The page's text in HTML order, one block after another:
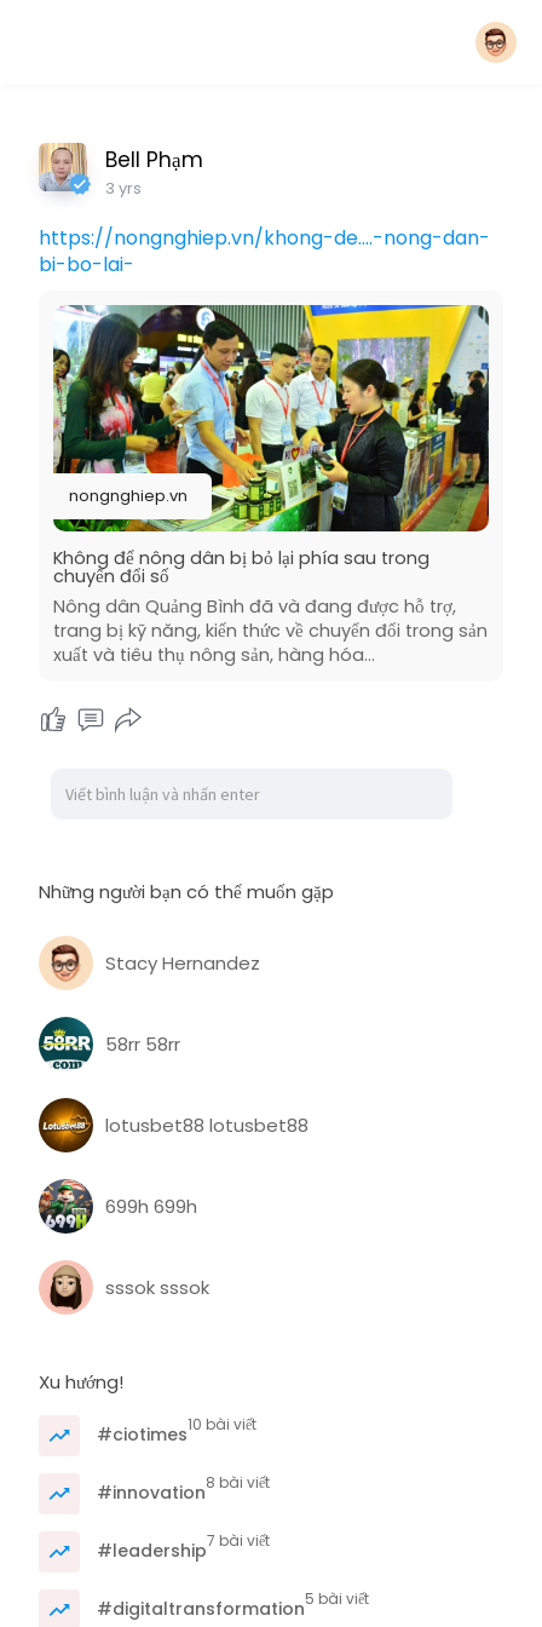
Bell Phạm
3 yrs
https://nongnghiep.vn/khong-de....-nong-dan-
bi-bo-lai-
nongnghiep.vn
Không để nông dân bị bỏ lại phía sau trong
chuyển đổi số
Nông dân Quảng Bình đã và đang được hỗ trợ,
trang bị kỹ năng, kiến thức về chuyển đổi trong sản
xuất và tiêu thụ nông sản, hàng hóa…
Những người bạn có thể muốn gặp
Stacy Hernandez
58rr 58rr
lotusbet88 lotusbet88
699h 699h
sssok sssok
Xu hướng!
#ciotimes10 bài viết
#innovation8 bài viết
#leadership7 bài viết
#digitaltransformation5 bài viết